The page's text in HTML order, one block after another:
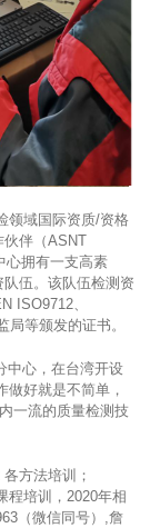
领域国际资质/资格
伙伴（ASNT
心拥有一支高素
伍。该队伍检测资
ISO9712、
等颁发的证书。
中心，在台湾开设
做好就是不简单，
一流的质量检测技
各方法培训
；
程培训，2020年相
（微信同号） ,詹